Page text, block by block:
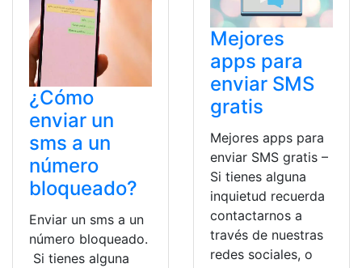
¿Cómo
enviar un
sms a un
número
bloqueado?
Enviar un sms a un
número bloqueado.
Si tienes alguna
Mejores
apps para
enviar SMS
gratis
Mejores apps para
enviar SMS gratis –
Si tienes alguna
inquietud recuerda
contactarnos a
través de nuestras
redes sociales, o